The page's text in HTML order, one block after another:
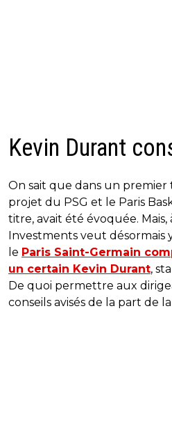
Kevin Durant
On sait que dans un
projet du PSG et le Paris
titre, avait été évoquée. Mais,
Investments veut désormais
le Paris Saint-Germain
un certain Kevin Durant,
De quoi permettre aux
conseils avisés de la part de